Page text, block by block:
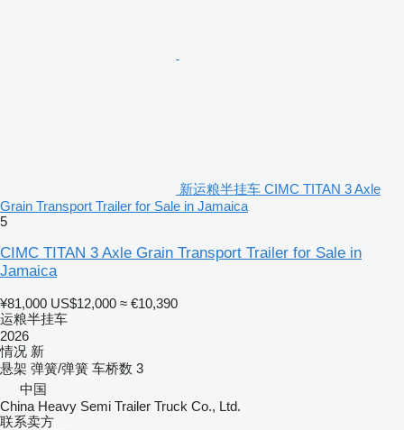
新运粮半挂车 CIMC TITAN 3 Axle
Grain Transport Trailer for Sale in Jamaica
5
CIMC TITAN 3 Axle Grain Transport Trailer for Sale in
Jamaica
¥81,000 US$12,000 ≈ €10,390
运粮半挂车
2026
情况 新
悬架 弹簧/弹簧 车桥数 3
中国
China Heavy Semi Trailer Truck Co., Ltd.
联系卖方